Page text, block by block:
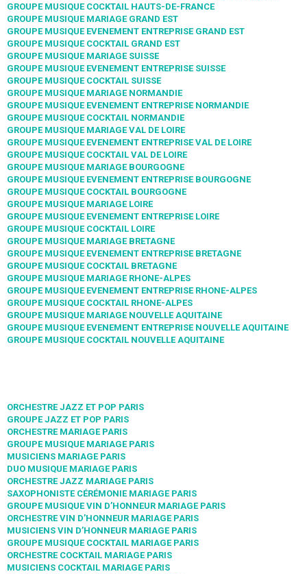
GROUPE MUSIQUE COCKTAIL HAUTS-DE-FRANCE
GROUPE MUSIQUE MARIAGE GRAND EST
GROUPE MUSIQUE EVENEMENT ENTREPRISE GRAND EST
GROUPE MUSIQUE COCKTAIL GRAND EST
GROUPE MUSIQUE MARIAGE SUISSE
GROUPE MUSIQUE EVENEMENT ENTREPRISE SUISSE
GROUPE MUSIQUE COCKTAIL SUISSE
GROUPE MUSIQUE MARIAGE NORMANDIE
GROUPE MUSIQUE EVENEMENT ENTREPRISE NORMANDIE
GROUPE MUSIQUE COCKTAIL NORMANDIE
GROUPE MUSIQUE MARIAGE VAL DE LOIRE
GROUPE MUSIQUE EVENEMENT ENTREPRISE VAL DE LOIRE
GROUPE MUSIQUE COCKTAIL VAL DE LOIRE
GROUPE MUSIQUE MARIAGE BOURGOGNE
GROUPE MUSIQUE EVENEMENT ENTREPRISE BOURGOGNE
GROUPE MUSIQUE COCKTAIL BOURGOGNE
GROUPE MUSIQUE MARIAGE LOIRE
GROUPE MUSIQUE EVENEMENT ENTREPRISE LOIRE
GROUPE MUSIQUE COCKTAIL LOIRE
GROUPE MUSIQUE MARIAGE BRETAGNE
GROUPE MUSIQUE EVENEMENT ENTREPRISE BRETAGNE
GROUPE MUSIQUE COCKTAIL BRETAGNE
GROUPE MUSIQUE MARIAGE RHONE-ALPES
GROUPE MUSIQUE EVENEMENT ENTREPRISE RHONE-ALPES
GROUPE MUSIQUE COCKTAIL RHONE-ALPES
GROUPE MUSIQUE MARIAGE NOUVELLE AQUITAINE
GROUPE MUSIQUE EVENEMENT ENTREPRISE NOUVELLE AQUITAINE
GROUPE MUSIQUE COCKTAIL NOUVELLE AQUITAINE
ORCHESTRE JAZZ ET POP PARIS
GROUPE JAZZ ET POP PARIS
ORCHESTRE MARIAGE PARIS
GROUPE MUSIQUE MARIAGE PARIS
MUSICIENS MARIAGE PARIS
DUO MUSIQUE MARIAGE PARIS
ORCHESTRE JAZZ MARIAGE PARIS
SAXOPHONISTE CÉRÉMONIE MARIAGE PARIS
GROUPE MUSIQUE VIN D’HONNEUR MARIAGE PARIS
ORCHESTRE VIN D’HONNEUR MARIAGE PARIS
MUSICIENS VIN D’HONNEUR MARIAGE PARIS
GROUPE MUSIQUE COCKTAIL MARIAGE PARIS
ORCHESTRE COCKTAIL MARIAGE PARIS
MUSICIENS COCKTAIL MARIAGE PARIS